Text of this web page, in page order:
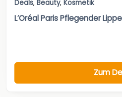
Deals, Beauty, Kosmetik
L’Oréal Paris Pflegender
Zum